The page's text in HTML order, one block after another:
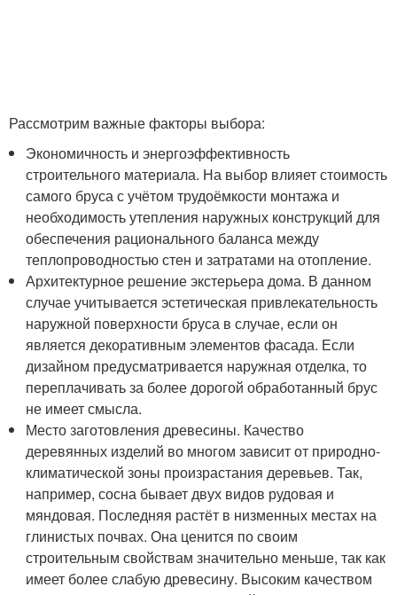
Рассмотрим важные факторы выбора:
Экономичность и энергоэффективность
строительного материала. На выбор влияет стоимость
самого бруса с учётом трудоёмкости монтажа и
необходимость утепления наружных конструкций для
обеспечения рационального баланса между
теплопроводностью стен и затратами на отопление.
Архитектурное решение экстерьера дома. В данном
случае учитывается эстетическая привлекательность
наружной поверхности бруса в случае, если он
является декоративным элементов фасада. Если
дизайном предусматривается наружная отделка, то
переплачивать за более дорогой обработанный брус
не имеет смысла.
Место заготовления древесины. Качество
деревянных изделий во многом зависит от природно-
климатической зоны произрастания деревьев. Так,
например, сосна бывает двух видов рудовая и
мяндовая. Последняя растёт в низменных местах на
глинистых почвах. Она ценится по своим
строительным свойствам значительно меньше, так как
имеет более слабую древесину. Высоким качеством